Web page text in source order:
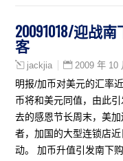
20091018/迎战
客
jackjia 2009 年 10
明报/加币对美元的汇率
币将和美元同值，由此
去的感恩节长周末，美
者，加国的大型连锁店
动。 加币升值引发南下